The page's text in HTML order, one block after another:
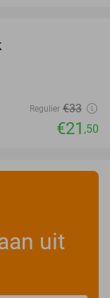
Regulier €33
€21 ,50
uit